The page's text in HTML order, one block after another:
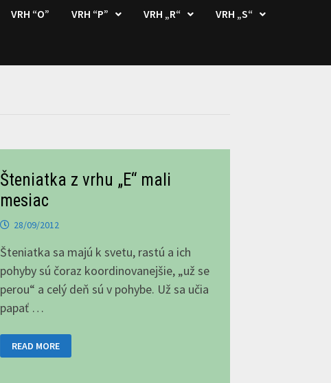
VRH “O” VRH “P” VRH „R“ VRH „S“
Šteniatka z vrhu „E“ mali
mesiac
28/09/2012
Šteniatka sa majú k svetu, rastú a ich
pohyby sú čoraz koordinovanejšie, „už se
perou“ a celý deň sú v pohybe. Už sa učia
papať …
Z
VRHU
READ MORE